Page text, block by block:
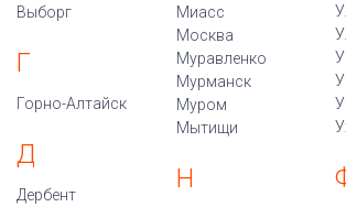
Выборг
Г
Горно-Алтайск
Д
Дербент
Миасс
Москва
Муравленко
Мурманск
Муром
Мытищи
Н